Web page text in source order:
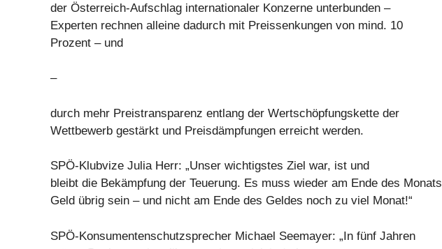
der Österreich-Aufschlag internationaler Konzerne unterbunden –
Experten rechnen alleine dadurch mit Preissenkungen von mind. 10
Prozent – und
–
durch mehr Preistransparenz entlang der Wertschöpfungskette der
Wettbewerb gestärkt und Preisdämpfungen erreicht werden.
SPÖ-Klubvize Julia Herr: „Unser wichtigstes Ziel war, ist und
bleibt die Bekämpfung der Teuerung. Es muss wieder am Ende des Monats
Geld übrig sein – und nicht am Ende des Geldes noch zu viel Monat!“
SPÖ-Konsumentenschutzsprecher Michael Seemayer: „In fünf Jahren